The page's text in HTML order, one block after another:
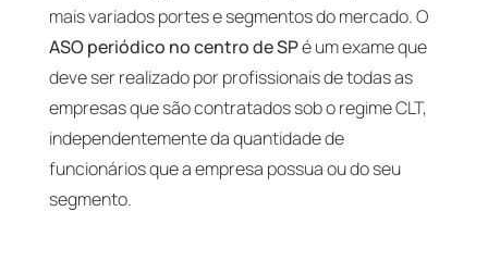
mais variados portes e segmentos do mercado. O
ASO periódico no centro de SPé um exame que
deve ser realizado por profissionais de todas as
empresas que são contratados sob o regime CLT,
independentemente da quantidade de
funcionários que a empresa possua ou do seu
segmento.